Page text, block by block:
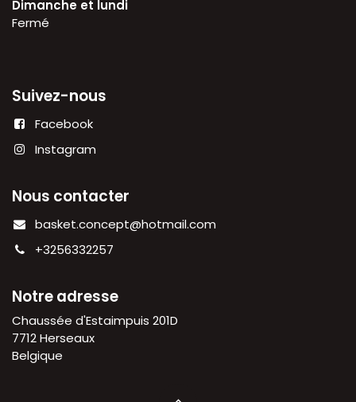
Dimanche et lundi
Fermé
Suivez-nous
Facebook
Instagram
Nous contacter
basket.concept@hotmail.com
+3256332257
Notre adresse
Chaussée d'Estaimpuis 201D
7712 Herseaux
Belgique